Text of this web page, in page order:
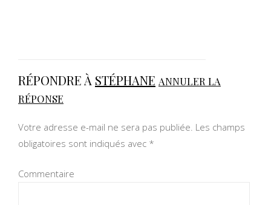
RÉPONDRE À STÉPHANE ANNULER LA
RÉPONSE
Votre adresse e-mail ne sera pas publiée. Les champs
obligatoires sont indiqués avec *
Commentaire